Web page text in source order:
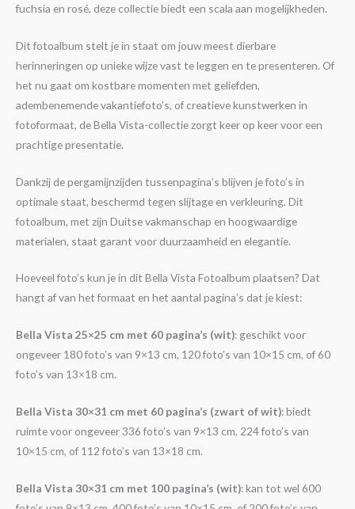
fuchsia en rosé, deze collectie biedt een scala aan mogelijkheden.
Dit fotoalbum stelt je in staat om jouw meest dierbare
herinneringen op unieke wijze vast te leggen en te presenteren. Of
het nu gaat om kostbare momenten met geliefden,
adembenemende vakantiefoto’s, of creatieve kunstwerken in
fotoformaat, de Bella Vista-collectie zorgt keer op keer voor een
prachtige presentatie.
Dankzij de pergamijnzijden tussenpagina’s blijven je foto’s in
optimale staat, beschermd tegen slijtage en verkleuring. Dit
fotoalbum, met zijn Duitse vakmanschap en hoogwaardige
materialen, staat garant voor duurzaamheid en elegantie.
Hoeveel foto’s kun je in dit Bella Vista Fotoalbum plaatsen? Dat
hangt af van het formaat en het aantal pagina’s dat je kiest:
Bella Vista 25×25 cm met 60 pagina’s (wit): geschikt voor
ongeveer 180 foto’s van 9×13 cm, 120 foto’s van 10×15 cm, of 60
foto’s van 13×18 cm.
Bella Vista 30×31 cm met 60 pagina’s (zwart of wit): biedt
ruimte voor ongeveer 336 foto’s van 9×13 cm, 224 foto’s van
10×15 cm, of 112 foto’s van 13×18 cm.
Bella Vista 30×31 cm met 100 pagina’s (wit): kan tot wel 600